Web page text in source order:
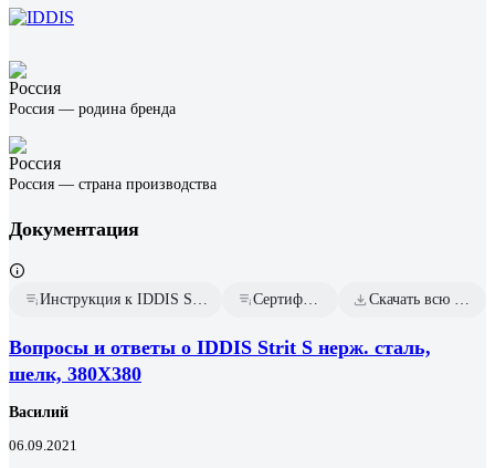
Россия — родина бренда
Россия — страна производства
Документация
Инструкция к IDDIS Strit S ID STR38S0i77 Сертификат дилера Скачать всю документацию
Вопросы и ответы о IDDIS Strit S нерж. сталь,
шелк, 380X380
Василий
06.09.2021